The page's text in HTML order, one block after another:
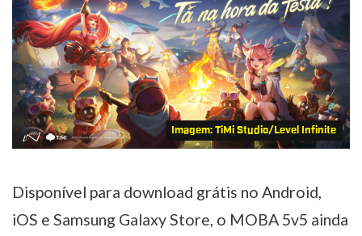
Imagem: TiMi Studio/Level Infinite
Disponível para download grátis no Android,
iOS e Samsung Galaxy Store, o MOBA 5v5 ainda